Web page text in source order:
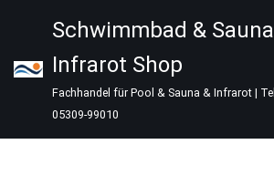
Inhalt
springen
Schwimmbad &
Infrarot Shop
Fachhandel für Pool & Sauna & Infrarot |
05309-99010